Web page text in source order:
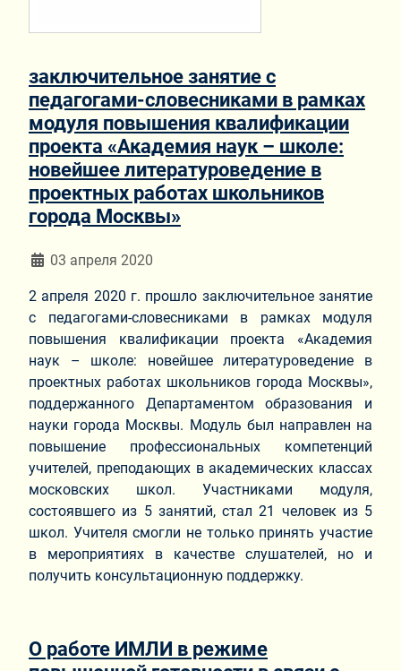
заключительное занятие с
педагогами-словесниками в рамках
модуля повышения квалификации
проекта «Академия наук – школе:
новейшее литературоведение в
проектных работах школьников
города Москвы»
Информация о материале
03 апреля 2020
2 апреля 2020 г. прошло заключительное занятие
с педагогами-словесниками в рамках модуля
повышения квалификации проекта «Академия
наук – школе: новейшее литературоведение в
проектных работах школьников города Москвы»,
поддержанного Департаментом образования и
науки города Москвы. Модуль был направлен на
повышение профессиональных компетенций
учителей, преподающих в академических классах
московских школ. Участниками модуля,
состоявшего из 5 занятий, стал 21 человек из 5
школ. Учителя смогли не только принять участие
в мероприятиях в качестве слушателей, но и
получить консультационную поддержку.
О работе ИМЛИ в режиме